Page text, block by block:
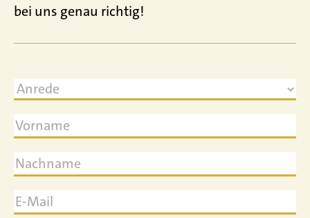
bei uns genau richtig!